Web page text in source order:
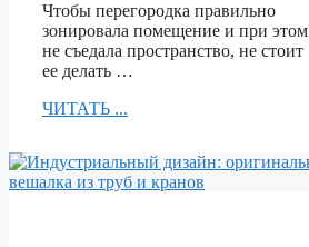
Чтобы перегородка правильно
зонировала помещение и при этом
не съедала пространство, не стоит
ее делать …
ЧИТАТЬ ...